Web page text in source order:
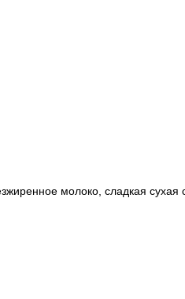
молоко, сладкая